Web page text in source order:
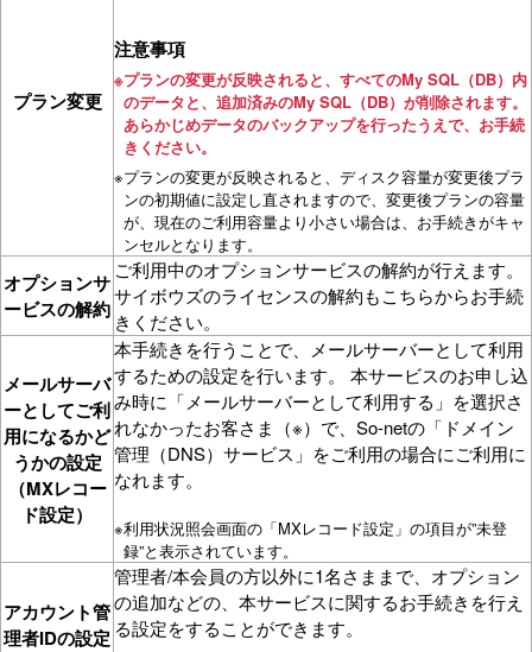
プラン変更
注意事項
※プランの変更が反映されると、すべてのMy SQL（DB）内
のデータと、追加済みのMy SQL（DB）が削除されます。
あらかじめデータのバックアップを行ったうえで、お手続
きください。
※プランの変更が反映されると、ディスク容量が変更後プラ
ンの初期値に設定し直されますので、変更後プランの容量
が、現在のご利用容量より小さい場合は、お手続きがキャ
ンセルとなります。
オプションサ
ービスの解約
ご利用中のオプションサービスの解約が行えます。
サイボウズのライセンスの解約もこちらからお手続
きください。
メールサーバ
ーとしてご利
用になるかど
うかの設定
（MXレコー
ド設定）
本手続きを行うことで、メールサーバーとして利用
するための設定を行います。 本サービスのお申し込
み時に「メールサーバーとして利用する」を選択さ
れなかったお客さま（※）で、So-netの「ドメイン
管理（DNS）サービス」をご利用の場合にご利用に
なれます。
※利用状況照会画面の「MXレコード設定」の項目が”未登
録”と表示されています。
アカウント管
理者IDの設定
管理者/本会員の方以外に1名さままで、オプション
の追加などの、本サービスに関するお手続きを行え
る設定をすることができます。